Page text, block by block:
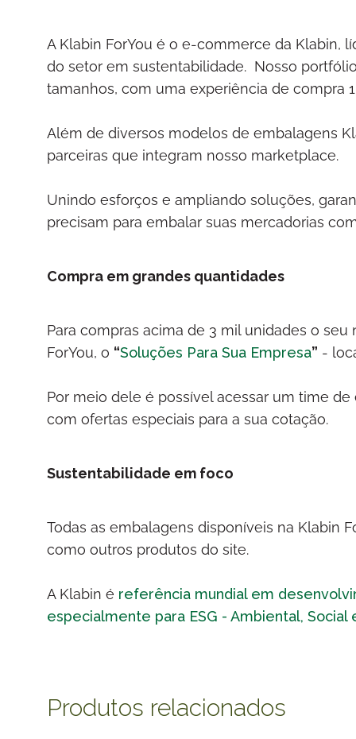
A Klabin ForYou é o e-commerce da Klabin,
do setor em sustentabilidade. Nosso
tamanhos, com uma experiência de compra
Além de diversos modelos de embalagens
parceiras que integram nosso marketplace.
Unindo esforços e ampliando soluções,
precisam para embalar suas mercadorias
Compra em grandes quantidades
Para compras acima de 3 mil unidades o
ForYou, o “Soluções Para Sua Empresa” -
Por meio dele é possível acessar um time
com ofertas especiais para a sua cotação.
Sustentabilidade em foco
Todas as embalagens disponíveis na Klabin
como outros produtos do site.
A Klabin é referência mundial em
especialmente para ESG - Ambiental, Social
Produtos relacionados